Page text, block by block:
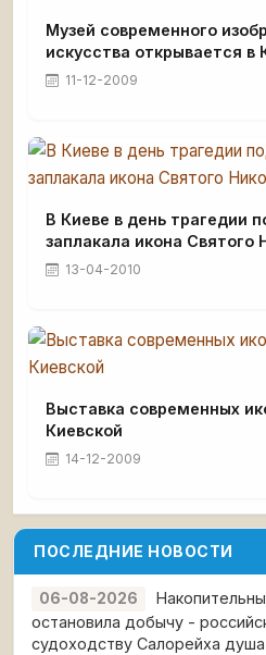
Музей современного
искусства открывается в
11-12-2009
В Киеве в день трагедии
заплакала икона Святого
13-04-2010
Выставка современных
Киевской
14-12-2009
ПОСЛЕДНИЕ НОВОСТИ
06-08-2026
остановила добычу -
судоходству Салорейха